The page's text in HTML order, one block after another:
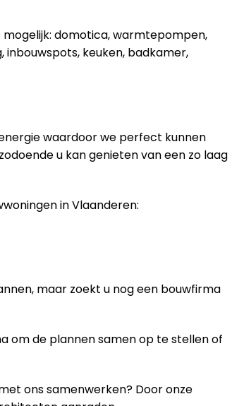
domotica, warmtepompen,
keuken, badkamer,
waardoor we perfect kunnen
u kan genieten van een zo laag
in Vlaanderen:
maar zoekt u nog een bouwfirma
om de plannen samen op te stellen of
ons samenwerken? Door onze